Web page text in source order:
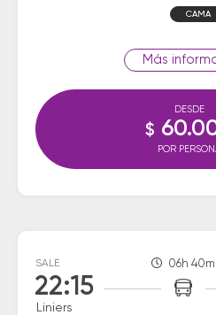
CAMA
DESDE
$
POR
SALE
22:15
Liniers
06h 40m